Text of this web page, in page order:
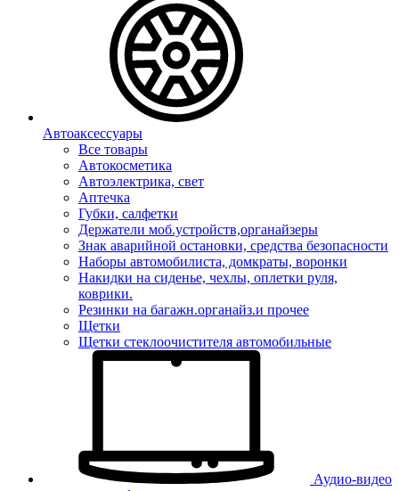
Автоаксессуары
Все товары
Автокосметика
Автоэлектрика, свет
Аптечка
Губки, салфетки
Держатели моб.устройств,органайзеры
Знак аварийной остановки, средства безопасности
Наборы автомобилиста, домкраты, воронки
Накидки на сиденье, чехлы, оплетки руля,
коврики.
Резинки на багажн.органайз.и прочее
Щетки
Щетки стеклоочистителя автомобильные
Аудио-видео